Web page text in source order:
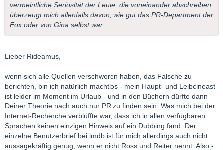
vermeintliche Seriosität der Leute, die voneinander abschreiben,
überzeugt mich allenfalls davon, wie gut das PR-Department der
Fox oder von Gina selbst war.
Lieber Rideamus,
wenn sich alle Quellen verschworen haben, das Falsche zu
berichten, bin ich natürlich machtlos - mein Haupt- und Leibcineast
ist leider im Moment im Urlaub - und in den Büchern dürfte dann
Deiner Theorie nach auch nur PR zu finden sein. Was mich bei der
Internet-Recherche verblüffte war, dass ich in allen verfügbaren
Sprachen keinen einzigen Hinweis auf ein Dubbing fand. Der
einzelne Benutzerbrief bei imdb ist für mich allerdings auch nicht
aussagekräftig genug, wenn er nicht Ross und Reiter nennt. Also -